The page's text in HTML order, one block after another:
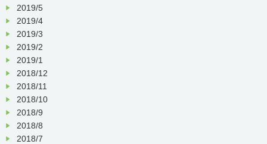
2019/5
2019/4
2019/3
2019/2
2019/1
2018/12
2018/11
2018/10
2018/9
2018/8
2018/7